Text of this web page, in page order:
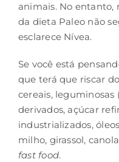
animais. No
da dieta Paleo não
esclarece Nívea.
Se você está
que terá que riscar
cereais, leguminosas
derivados, açúcar
industrializados,
milho, girassol,
fast food.